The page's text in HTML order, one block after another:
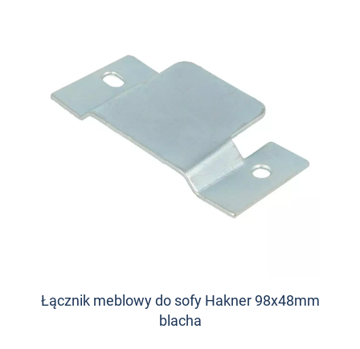
Łącznik meblowy do sofy Hakner 98x48mm
blacha